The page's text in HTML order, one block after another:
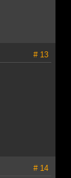
# 13
# 14